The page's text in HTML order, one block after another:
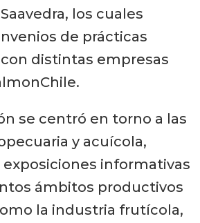
los cuales
de prácticas
distintas empresas
se centró en torno a las
y acuícola,
informativas
ámbitos productivos
la industria frutícola,